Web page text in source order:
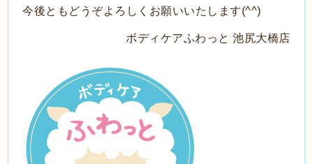
今後ともどうぞよろしくお願いいたします(^^)
ボディケアふわっと 池尻大橋店